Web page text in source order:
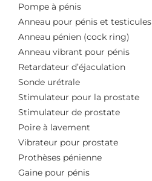
Pompe à pénis
Anneau pour pénis et testicules
Anneau pénien (cock ring)
Anneau vibrant pour pénis
Retardateur d’éjaculation
Sonde urétrale
Stimulateur pour la prostate
Stimulateur de prostate
Poire à lavement
Vibrateur pour prostate
Prothèses pénienne
Gaine pour pénis